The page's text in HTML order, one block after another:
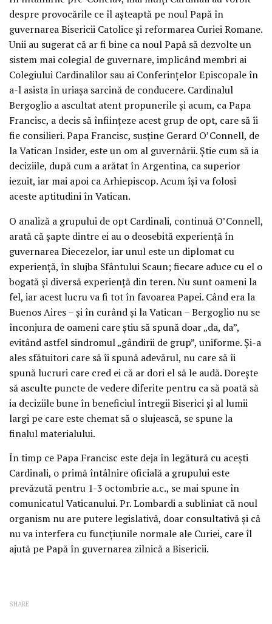
despre provocările ce îl aşteaptă pe noul Papă în
guvernarea Bisericii Catolice şi reformarea Curiei Romane.
Unii au sugerat că ar fi bine ca noul Papă să dezvolte un
sistem mai colegial de guvernare, implicând membri ai
Colegiului Cardinalilor sau ai Conferinţelor Episcopale în
a-l asista în uriaşa sarcină de conducere. Cardinalul
Bergoglio a ascultat atent propunerile şi acum, ca Papa
Francisc, a decis să înfiinţeze acest grup de opt, care să îi
fie consilieri. Papa Francisc, susţine Gerard O’Connell, de
la Vatican Insider, este un om al guvernării. Ştie cum să ia
deciziile, după cum a arătat în Argentina, ca superior
iezuit, iar mai apoi ca Arhiepiscop. Acum îşi va folosi
aceste aptitudini în Vatican.
O analiză a grupului de opt Cardinali, continuă O’Connell,
arată că şapte dintre ei au o deosebită experienţă în
guvernarea Diecezelor, iar unul este un diplomat cu
experienţă, în slujba Sfântului Scaun; fiecare aduce cu el o
bogată şi diversă experienţă din teren. Nu sunt oameni la
fel, iar acest lucru va fi tot în favoarea Papei. Când era la
Buenos Aires – şi în curând şi la Vatican – Bergoglio nu se
înconjura de oameni care ştiu să spună doar „da, da”,
evitând astfel sindromul „gândirii de grup”, uniforme. Şi-a
ales sfătuitori care să îi spună adevărul, nu care să îi
spună lucruri care cred ei că ar dori el să le audă. Doreşte
să asculte puncte de vedere diferite pentru ca să poată să
ia deciziile bune în beneficiul întregii Biserici şi al lumii
largi pe care este chemat să o slujească, se spune la
finalul materialului.
În timp ce Papa Francisc este deja în legătură cu aceşti
Cardinali, o primă întâlnire oficială a grupului este
prevăzută pentru 1-3 octombrie a.c., se mai spune în
comunicatul Vaticanului. Pr. Lombardi a subliniat că noul
organism nu are putere legislativă, doar consultativă şi că
nu va interfera cu funcţiunile normale ale Curiei, care îl
ajută pe Papă în guvernarea zilnică a Bisericii.
SHARE